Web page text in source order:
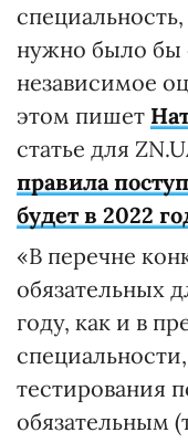
нужно было бы
независимое
этом пишет
статье для
правила
будет в 2022
«В перечне
обязательных
году, как и в
тестирования
обязательным